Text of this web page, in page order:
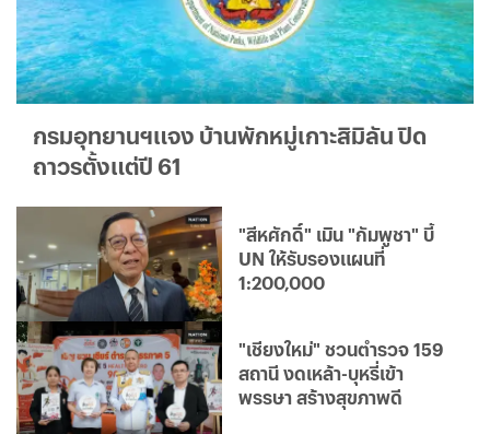
กรมอุทยานฯแจง บ้านพักหมู่เกาะสิมิลัน ปิด
ถาวรตั้งแต่ปี 61
"สีหศักดิ์" เมิน "กัมพูชา" บี้
UN ให้รับรองแผนที่
1:200,000
"เชียงใหม่" ชวนตำรวจ 159
สถานี งดเหล้า-บุหรี่เข้า
พรรษา สร้างสุขภาพดี